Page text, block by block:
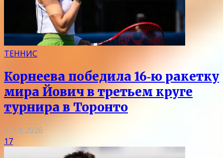
ТЕННИС
Корнеева победила 16‑ю ракетку
мира Йович в третьем круге
турнира в Торонто
07.08.2026
17